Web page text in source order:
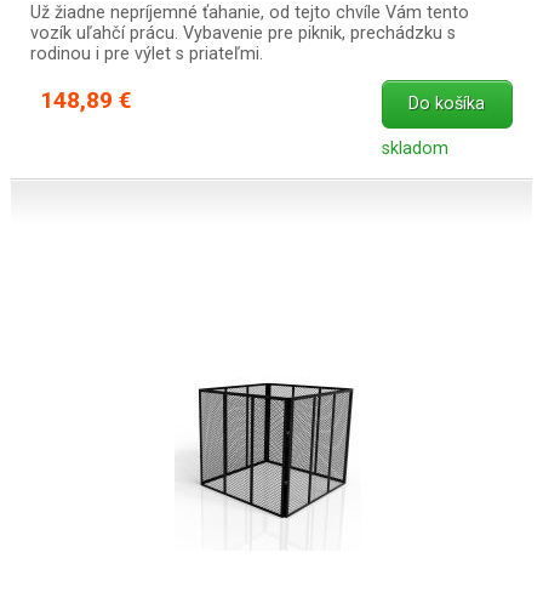
Už žiadne nepríjemné ťahanie, od tejto chvíle Vám tento
vozík uľahčí prácu. Vybavenie pre piknik, prechádzku s
rodinou i pre výlet s priateľmi.
148,89 € Do košíka
skladom